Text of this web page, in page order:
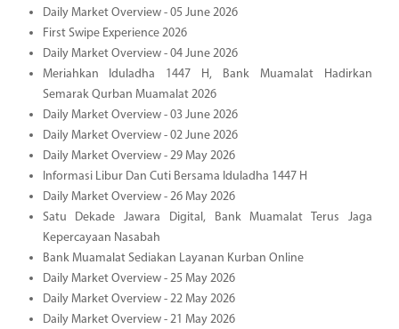
Daily Market Overview - 05 June 2026
First Swipe Experience 2026
Daily Market Overview - 04 June 2026
Meriahkan Iduladha 1447 H, Bank Muamalat Hadirkan
Semarak Qurban Muamalat 2026
Daily Market Overview - 03 June 2026
Daily Market Overview - 02 June 2026
Daily Market Overview - 29 May 2026
Informasi Libur Dan Cuti Bersama Iduladha 1447 H
Daily Market Overview - 26 May 2026
Satu Dekade Jawara Digital, Bank Muamalat Terus Jaga
Kepercayaan Nasabah
Bank Muamalat Sediakan Layanan Kurban Online
Daily Market Overview - 25 May 2026
Daily Market Overview - 22 May 2026
Daily Market Overview - 21 May 2026